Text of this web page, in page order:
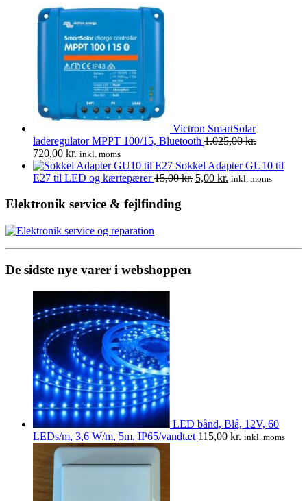
Victron SmartSolar
laderegulator MPPT 100/15, Bluetooth 1.025,00kr.
Den
oprindelige
pris
1.025,00 kr..
720,00 kr. Den
aktuelle
pris
720,00 kr..
inkl. moms
Sokkel Adapter GU10 til
E27 til LED og kærtepærer 15,00kr. Den
5,00 kr. Den
inkl. moms
Elektronik service & fejlfinding
De sidste nye varer i webshoppen
LED bånd, Blå, 12V, 60
LEDs/m, 3,6 W/m, 5m, IP65/vandtæt 115,00 kr. inkl. moms